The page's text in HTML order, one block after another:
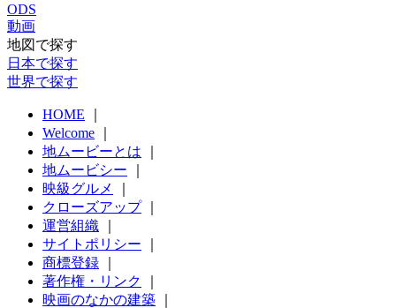
ODS
動画
地図で探す
日本で探す
世界で探す
HOME
Welcome
地ムービーとは
地ムービシー
映級グルメ
クローズアップ｜
運営組織
サイトポリシー
商標登録
著作権・リンク
映画のなかの建築